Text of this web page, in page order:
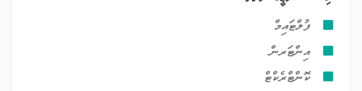
ފުލްޓައިމް
އިންޓަރން
ކޮންޓްރެކްޓް